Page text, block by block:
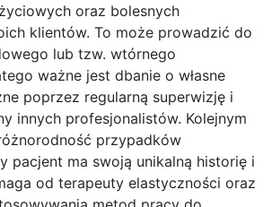
oraz bolesnych
klientów. To może prowadzić do
lub tzw. wtórnego
ważne jest dbanie o własne
poprzez regularną superwizję i
innych profesjonalistów. Kolejnym
przypadków
pacjent ma swoją unikalną historię i
od terapeuty elastyczności oraz